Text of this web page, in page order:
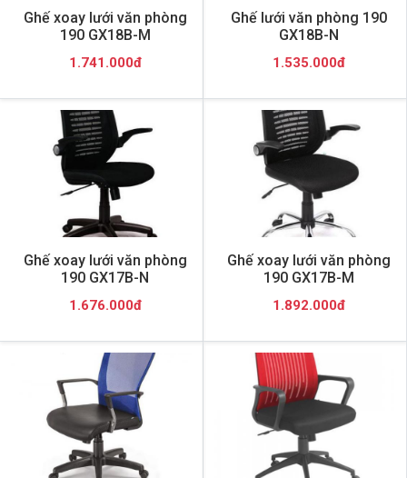
Ghế xoay lưới văn phòng
190 GX18B-M
1.741.000đ
Ghế lưới văn phòng 190
GX18B-N
1.535.000đ
Ghế xoay lưới văn phòng
190 GX17B-N
1.676.000đ
Ghế xoay lưới văn phòng
190 GX17B-M
1.892.000đ